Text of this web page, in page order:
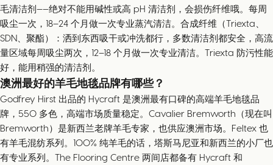
毛清洁剂——绝对不能用碱性或高 pH 清洁剂，会损伤纤维哦。每周
吸尘一次，18–24 个月做一次专业蒸汽清洁。合成纤维（Triexta、
SDN、聚酯）：洒到东西吸干或冲洗都行，多数清洁剂都安全，高流
量区域每周吸尘两次，12–18 个月做一次专业清洁。Triexta 防污性能
好，能用稍强的清洁剂。
澳洲最好的羊毛地毯品牌有哪些？
Godfrey Hirst 出品的 Hycraft 是澳洲最有口碑的高端羊毛地毯品
牌，550 多色，高端市场质量稳定。Cavalier Bremworth（现在叫
Bremworth）是新西兰老牌羊毛专家，也供应澳洲市场。Feltex 也
有羊毛混纺系列。100% 纯羊毛的话，塔斯马尼亚和新西兰的小厂也
有专业系列。The Flooring Centre 两间店都备有 Hycraft 和